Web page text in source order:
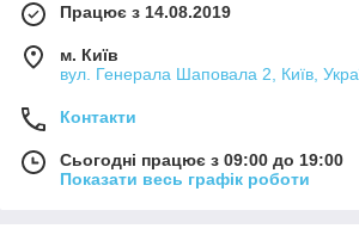
Працює з 14.08.2019
м. Київ
вул. Генерала Шаповала 2, Київ,
Контакти
Сьогодні працює з 09:00 до 19:00
Показати весь графік роботи